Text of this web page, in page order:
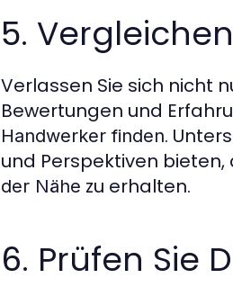
5.
Verlassen Sie sich nicht
Bewertungen und
Handwerker finden.
und Perspektiven
der Nähe zu erhalten.
6. Prüfen Sie